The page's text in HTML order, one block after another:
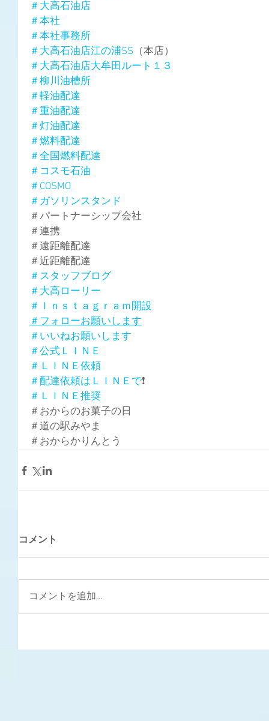
＃大高石油店
＃本社
＃本社事務所
＃大高石油店江の浦SS （本店）
＃大高石油店大牟田ルート１３
＃柳川油槽所
＃軽油配達
＃重油配達
＃灯油配達
＃燃料配達
＃全国燃料配達
＃コスモ石油
＃COSMO
＃ガソリンスタンド
＃パートナーシップ会社
＃連携
＃遠距離配達
＃近距離配達
＃スタッフブログ
＃大高ローリー
＃Ｉｎｓｔａｇｒａｍ開設
＃フォローお願いします
＃いいねお願いします
＃公式ＬＩＮＥ
＃ＬＩＮＥ依頼
＃配達依頼はＬＩＮＥで❗
＃ＬＩＮＥ推奨
＃おからのお菓子の日
＃道の駅みやま
＃おからかりんとう
コメント
コメントを追加…